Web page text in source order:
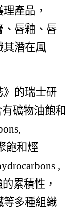
產品，
、唇釉、唇
其潛在風
》的瑞士研
礦物油飽和
飽和烴
,
累積性，
等多種組織